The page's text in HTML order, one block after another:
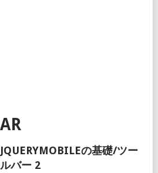
JQUERYMOBILEの基礎/ツー
ルバー 2